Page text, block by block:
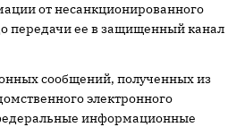
от несанкционированного
передачи ее в защищенный канал
сообщений, полученных из
электронного
информационные